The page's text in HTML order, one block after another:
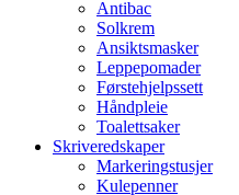
Antibac
Solkrem
Ansiktsmasker
Leppepomader
Førstehjelpssett
Håndpleie
Toalettsaker
Skriveredskaper
Markeringstusjer
Kulepenner